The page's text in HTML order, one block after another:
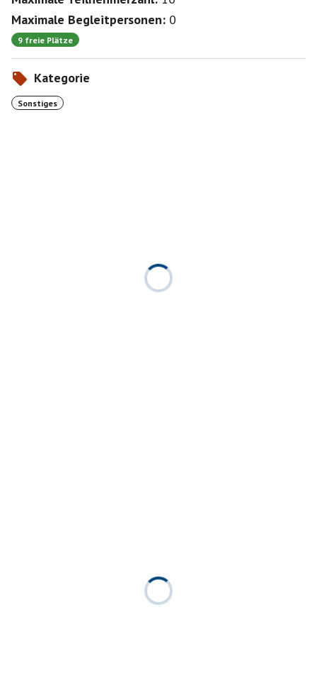
Maximale Begleitpersonen: 0
9 freie Plätze
Kategorie
Sonstiges